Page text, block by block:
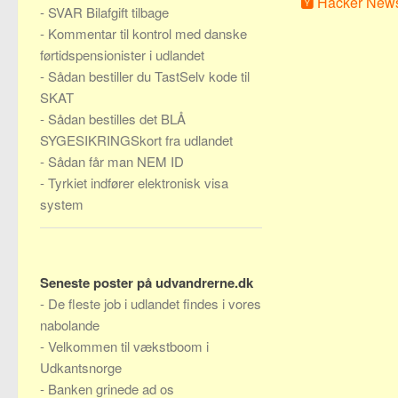
- SVAR Bilafgift tilbage
- Kommentar til kontrol med danske
førtidspensionister i udlandet
- Sådan bestiller du TastSelv kode til
SKAT
- Sådan bestilles det BLÅ
SYGESIKRINGSkort fra udlandet
- Sådan får man NEM ID
-Tyrkiet indfører elektronisk visa
system
Seneste poster på udvandrerne.dk
- De fleste job i udlandet findes i vores
nabolande
-Velkommen til vækstboom i
Udkantsnorge
- Banken grinede ad os